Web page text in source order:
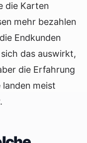
die Karten
mehr bezahlen
Endkunden
das auswirkt,
die Erfahrung
meist